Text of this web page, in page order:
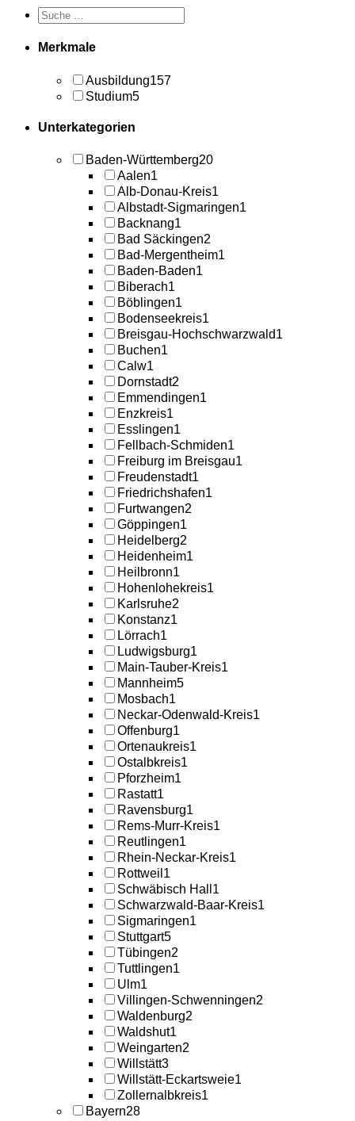
Merkmale
Ausbildung157
Studium5
Unterkategorien
Baden-Württemberg20
Aalen1
Alb-Donau-Kreis1
Albstadt-Sigmaringen1
Backnang1
Bad Säckingen2
Bad-Mergentheim1
Baden-Baden1
Biberach1
Böblingen1
Bodenseekreis1
Breisgau-Hochschwarzwald1
Buchen1
Calw1
Dornstadt2
Emmendingen1
Enzkreis1
Esslingen1
Fellbach-Schmiden1
Freiburg im Breisgau1
Freudenstadt1
Friedrichshafen1
Furtwangen2
Göppingen1
Heidelberg2
Heidenheim1
Heilbronn1
Hohenlohekreis1
Karlsruhe2
Konstanz1
Lörrach1
Ludwigsburg1
Main-Tauber-Kreis1
Mannheim5
Mosbach1
Neckar-Odenwald-Kreis1
Offenburg1
Ortenaukreis1
Ostalbkreis1
Pforzheim1
Rastatt1
Ravensburg1
Rems-Murr-Kreis1
Reutlingen1
Rhein-Neckar-Kreis1
Rottweil 1
Schwäbisch Hall 1
Schwarzwald-Baar-Kreis1
Sigmaringen1
Stuttgart5
Tübingen2
Tuttlingen1
Ulm1
Villingen-Schwenningen2
Waldenburg2
Waldshut1
Weingarten2
Willstätt3
Willstätt-Eckartsweie1
Zollernalbkreis1
Bayern28